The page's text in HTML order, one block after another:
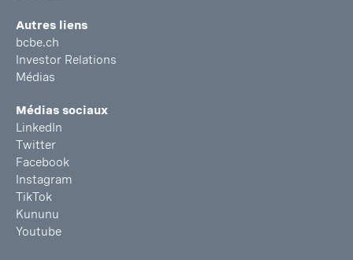
Autres liens
bcbe.ch
Investor Relations
Médias
Médias sociaux
LinkedIn
Twitter
Facebook
Instagram
TikTok
Kununu
Youtube